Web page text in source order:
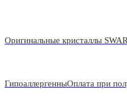
Оригинальные кристаллы
ГипоаллергенныОплата при